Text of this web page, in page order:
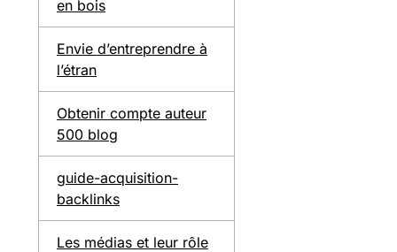
en bois
Envie d’entreprendre à
l’étran
Obtenir compte auteur
500 blog
guide-acquisition-
backlinks
Les médias et leur rôle